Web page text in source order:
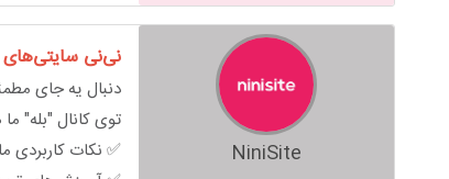
NiniSite
نی‌نی سایتی‌های
دنبال یه جای
توی کانال "بله" ما
✅ نکات کاربردی